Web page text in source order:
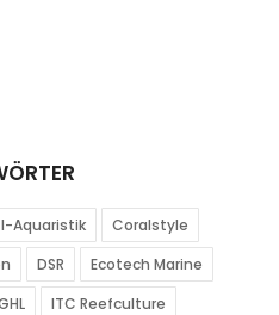
Aquaristik
Coralstyle
DSR
Ecotech Marine
ITC Reefculture